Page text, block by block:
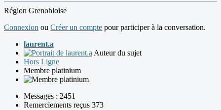
Région Grenobloise
Connexion ou Créer un compte pour participer à la conversation.
laurent.a
Auteur du sujet
Hors Ligne
Membre platinium
Messages : 2451
Remerciements reçus 373